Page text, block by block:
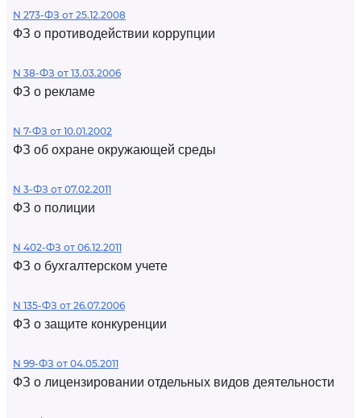
N 273-ФЗ от 25.12.2008
ФЗ о противодействии коррупции
N 38-ФЗ от 13.03.2006
ФЗ о рекламе
N 7-ФЗ от 10.01.2002
ФЗ об охране окружающей среды
N 3-ФЗ от 07.02.2011
ФЗ о полиции
N 402-ФЗ от 06.12.2011
ФЗ о бухгалтерском учете
N 135-ФЗ от 26.07.2006
ФЗ о защите конкуренции
N 99-ФЗ от 04.05.2011
ФЗ о лицензировании отдельных видов деятельности